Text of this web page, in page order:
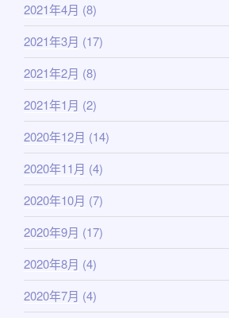
2021年4月 (8)
2021年3月 (17)
2021年2月 (8)
2021年1月 (2)
2020年12月 (14)
2020年11月 (4)
2020年10月 (7)
2020年9月 (17)
2020年8月 (4)
2020年7月 (4)